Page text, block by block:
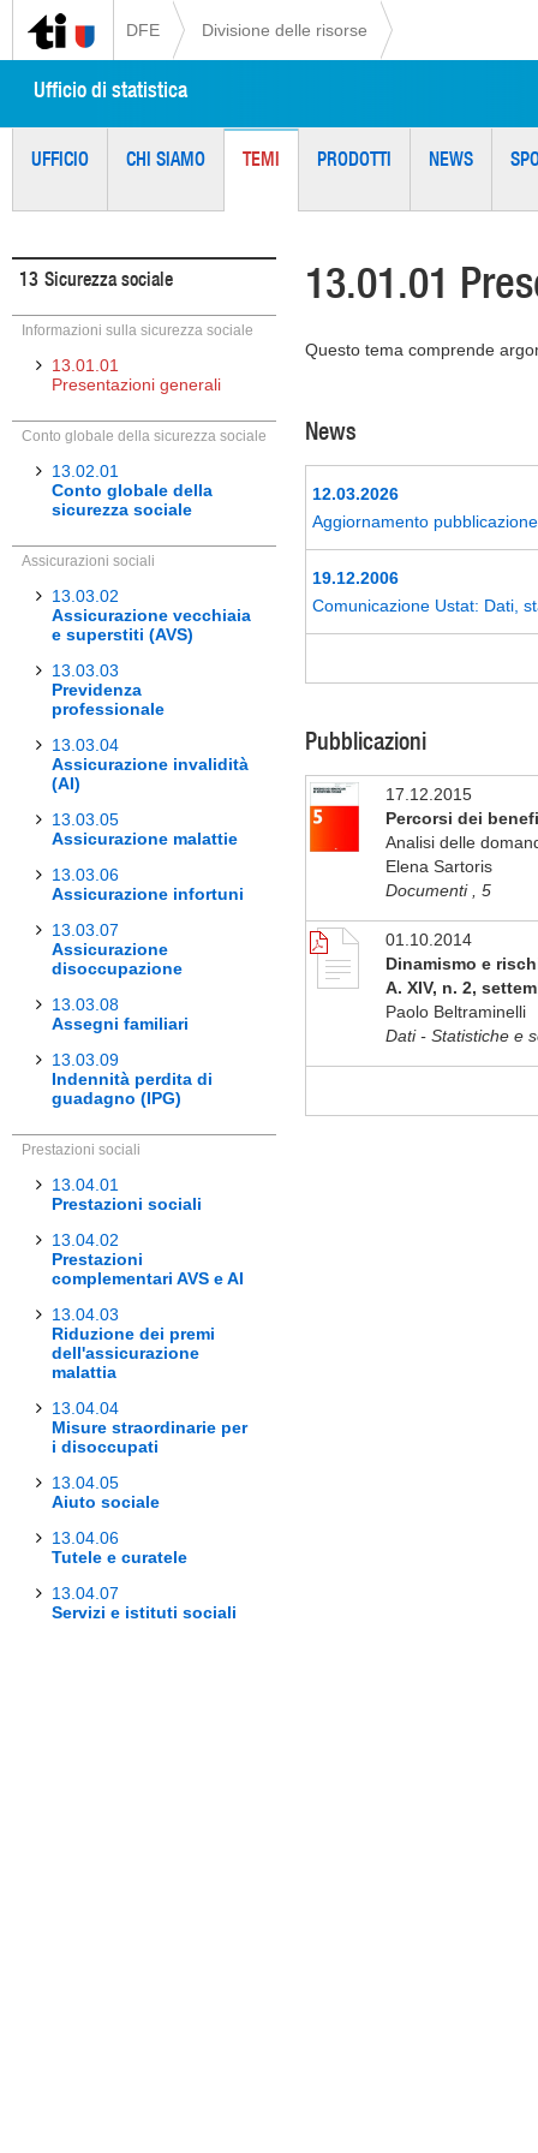
DFE Divisione delle risorse
Ufficio di statistica
UFFICIO CHI SIAMO TEMI PRODOTTI NEWS
13 Sicurezza sociale
Informazioni sulla sicurezza sociale
13.01.01
Presentazioni generali
Conto globale della sicurezza sociale
13.02.01
Conto globale della
sicurezza sociale
Assicurazioni sociali
13.03.02
Assicurazione vecchiaia
e superstiti (AVS)
13.03.03
Previdenza
professionale
13.03.04
Assicurazione invalidità
(AI)
13.03.05
Assicurazione malattie
13.03.06
Assicurazione infortuni
13.03.07
Assicurazione
disoccupazione
13.03.08
Assegni familiari
13.03.09
Indennità perdita di
guadagno (IPG)
Prestazioni sociali
13.04.01
Prestazioni sociali
13.04.02
Prestazioni
complementari AVS e AI
13.04.03
Riduzione dei premi
dell'assicurazione
malattia
13.04.04
Misure straordinarie per
i disoccupati
13.04.05
Aiuto sociale
13.04.06
Tutele e curatele
13.04.07
Servizi e istituti sociali
13.01.01
Questo tema comprende
News
12.03.2026
Aggiornamento
19.12.2006
Comunicazione Ustat: Dati,
Pubblicazioni
17.12.2015
Percorsi dei
Analisi delle
Elena Sartoris
Documenti , 5
01.10.2014
Dinamismo e
A. XIV, n. 2,
Paolo Beltraminelli
Dati - Statistiche e